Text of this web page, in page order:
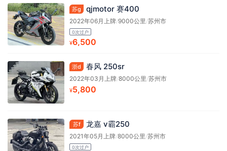
苏g qjmotor 赛400
2022年06月上牌/9000公里 /苏州市
0次过户
¥6,500
浙d 春风 250sr
2022年03月上牌/8000公里/苏州市
¥5,800
苏f 龙嘉 v霸250
2021年05月上牌/8000公里/苏州市
0次过户